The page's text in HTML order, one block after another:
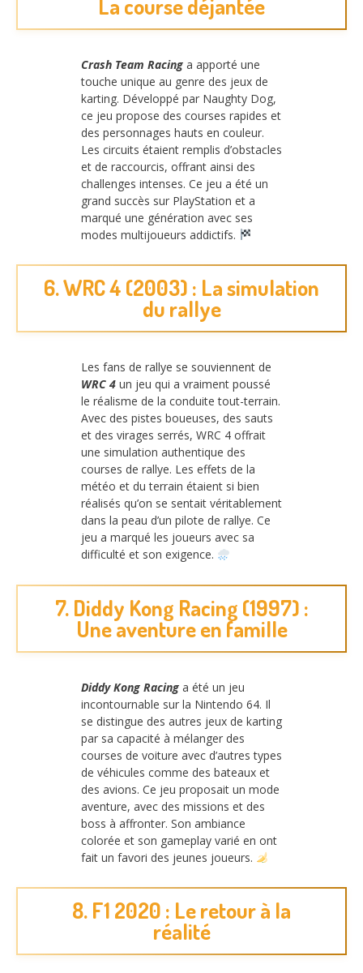
La course déjantée
Crash Team Racing a apporté une
touche unique au genre des jeux de
karting. Développé par Naughty Dog,
ce jeu propose des courses rapides et
des personnages hauts en couleur.
Les circuits étaient remplis d’obstacles
et de raccourcis, offrant ainsi des
challenges intenses. Ce jeu a été un
grand succès sur PlayStation et a
marqué une génération avec ses
modes multijoueurs addictifs.
6. WRC 4 (2003) : La simulation
du rallye
Les fans de rallye se souviennent de
WRC 4 un jeu qui a vraiment poussé
le réalisme de la conduite tout-terrain.
Avec des pistes boueuses, des sauts
et des virages serrés, WRC 4 offrait
une simulation authentique des
courses de rallye. Les effets de la
météo et du terrain étaient si bien
réalisés qu’on se sentait véritablement
dans la peau d’un pilote de rallye. Ce
jeu a marqué les joueurs avec sa
difficulté et son exigence.
7. Diddy Kong Racing (1997) :
Une aventure en famille
Diddy Kong Racing a été un jeu
incontournable sur la Nintendo 64. Il
se distingue des autres jeux de karting
par sa capacité à mélanger des
courses de voiture avec d’autres types
de véhicules comme des bateaux et
des avions. Ce jeu proposait un mode
aventure, avec des missions et des
boss à affronter. Son ambiance
colorée et son gameplay varié en ont
fait un favori des jeunes joueurs.
8. F1 2020 : Le retour à la
réalité